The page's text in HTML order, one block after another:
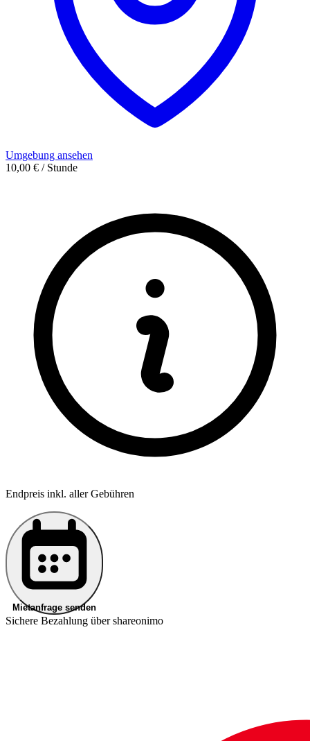
Umgebung ansehen
10,00 € / Stunde
Endpreis inkl. aller Gebühren
Mietanfrage senden
Sichere Bezahlung über shareonimo